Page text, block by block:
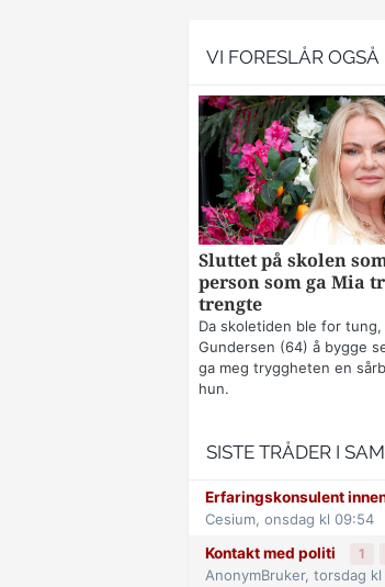
VI FORESLÅR OGSÅ
Sluttet på skolen
person som ga Mia
trengte
Da skoletiden ble for
Gundersen (64) å bygge
ga meg tryggheten en
hun.
SISTE TRÅDER I
Erfaringskonsulent
Cesium, onsdag kl 09:54
Kontakt med politi 1
AnonymBruker, torsdag kl